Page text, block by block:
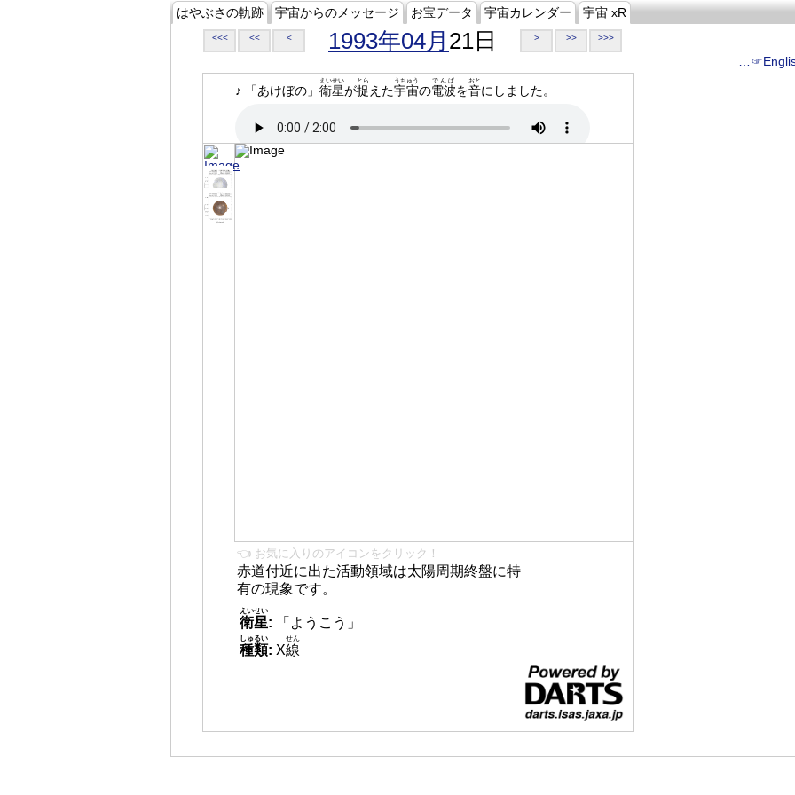
はやぶさの軌跡 宇宙からのメッセージ お宝データ 宇宙カレンダー 宇宙 xR
<<< << < 1993年04月 21日 > >> >>>
♪ 「あけぼの」 衛星
えいせい
が捉
とら
えた宇宙
うちゅう
の電波
でんぱ
を音
おと
にしました。
👈 お気に入りのアイコンをクリック！
赤道付近に出た活動領域は太陽周期終盤に特
有の現象です。
衛星
えいせい
:
「ようこう」
種類
しゅるい
: X線
せん